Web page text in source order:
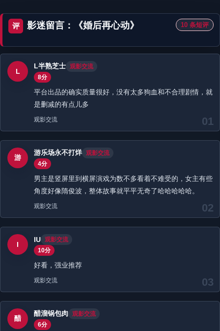
评 影迷留言：《婚后再心动》 10 条短评
01
L
L半熟芝士 观影交流
8分
平台出品的确实质量很好，没有太多狗血和不合理剧情，就
是删减的有点儿多
观影交流
02
游
游乐场永不打烊 观影交流
4分
男主是竖屏里到横屏演戏为数不多看着不难受的，女主有些
角度好像隋俊波，整体故事就平平无奇了哈哈哈哈哈。
观影交流
03
I
IU 观影交流
10分
好看，强业推荐
观影交流
醋
醋溜锅包肉 观影交流
6分